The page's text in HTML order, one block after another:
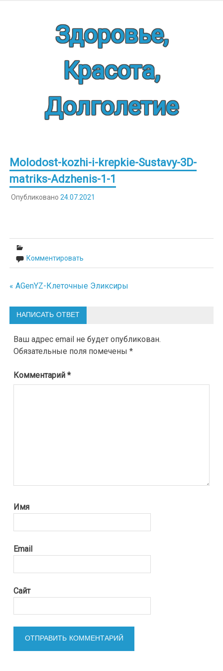
Здоровье,
Красота,
Долголетие
Molodost-kozhi-i-krepkie-Sustavy-3D-
matriks-Adzhenis-1-1
Опубликовано 24.07.2021
Комментировать
Навигация
по
записям
« AGenYZ-Клеточные Эликсиры
НАПИСАТЬ ОТВЕТ
Ваш адрес email не будет опубликован.
Обязательные поля помечены*
Комментарий*
Имя
Email
Сайт